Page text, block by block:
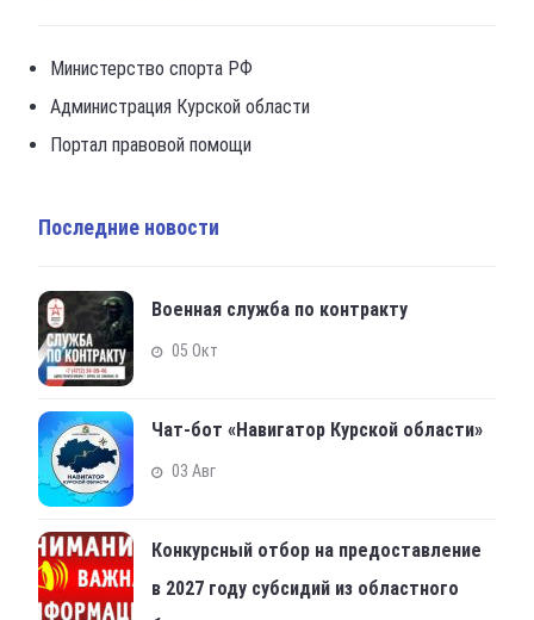
Министерство спорта РФ
Администрация Курской области
Портал правовой помощи
Последние новости
Военная служба по контракту
05 Окт
Чат-бот «Навигатор Курской области»
03 Авг
Конкурсный отбор на предоставление
в 2027 году субсидий из областного